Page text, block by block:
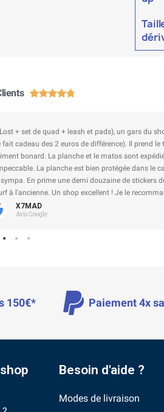

quad + leash et pads), un gars du shop
des 2 euros de différence). Il prend le temps
La planche et le matos sont expédiés et
La planche est bien protégée dans le carton à
prime une demi douzaine de stickers du shop
Un shop excellent ! Je le recommande !
Google
150€* Paiement 4x
Besoin d'aide ?
Modes de livraison